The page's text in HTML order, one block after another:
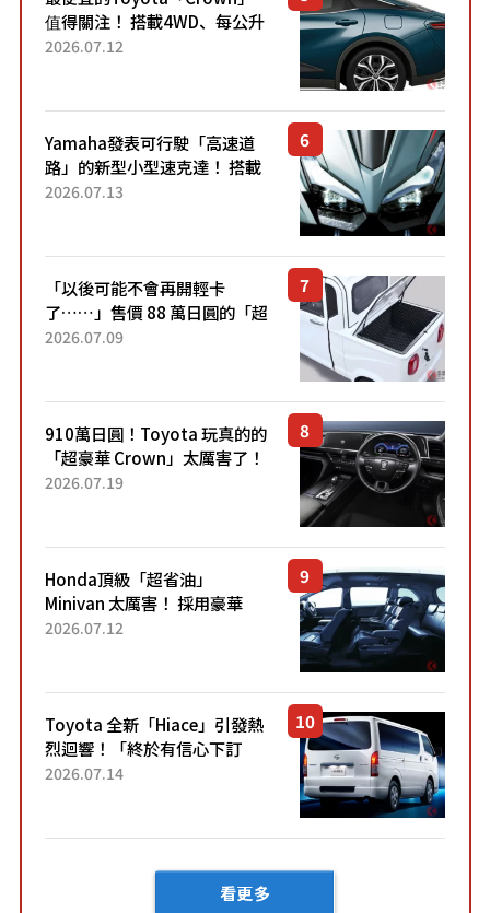
值得關注！ 搭載4WD、每公升
22.4公里低油耗表現超亮眼！
2026.07.12
Yamaha發表可行駛「高速道
路」的新型小型速克達！ 搭載
能享受超強勁「渦輪感」的動
2026.07.13
「以後可能不會再開輕卡
了……」售價 88 萬日圓的「超
迷你輕型貨車」引發兩極評
了！...
2026.07.09
910萬日圓！Toyota 玩真的的
「超豪華 Crown」太厲害了！
採用由「匠人技藝」打造的
2026.07.19
Honda頂級「超省油」
Minivan 太厲害！ 採用豪華
「真皮座椅」與專屬「黑色內
「三...
2026.07.12
Toyota 全新「Hiace」引發熱
烈迴響！「終於有信心下訂
了！」「哪個等級交車最
車？...
2026.07.14
看更多